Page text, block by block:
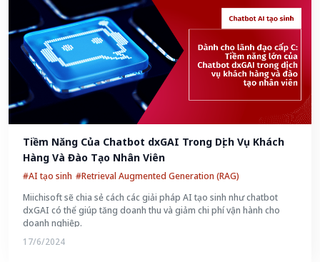
Tiềm Năng Của Chatbot dxGAI Trong Dịch Vụ Khách
Hàng Và Đào Tạo Nhân Viên
#AI tạo sinh #Retrieval Augmented Generation (RAG)
Miichisoft sẽ chia sẻ cách các giải pháp AI tạo sinh như chatbot
dxGAI có thể giúp tăng doanh thu và giảm chi phí vận hành cho
doanh nghiệp.
17/6/2024